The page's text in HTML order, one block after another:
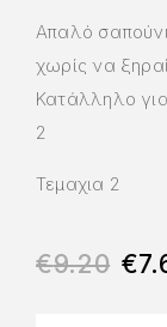
Απαλό
χωρίς να
Κατάλληλο
2
Τεμαχια 2
€9.20 €